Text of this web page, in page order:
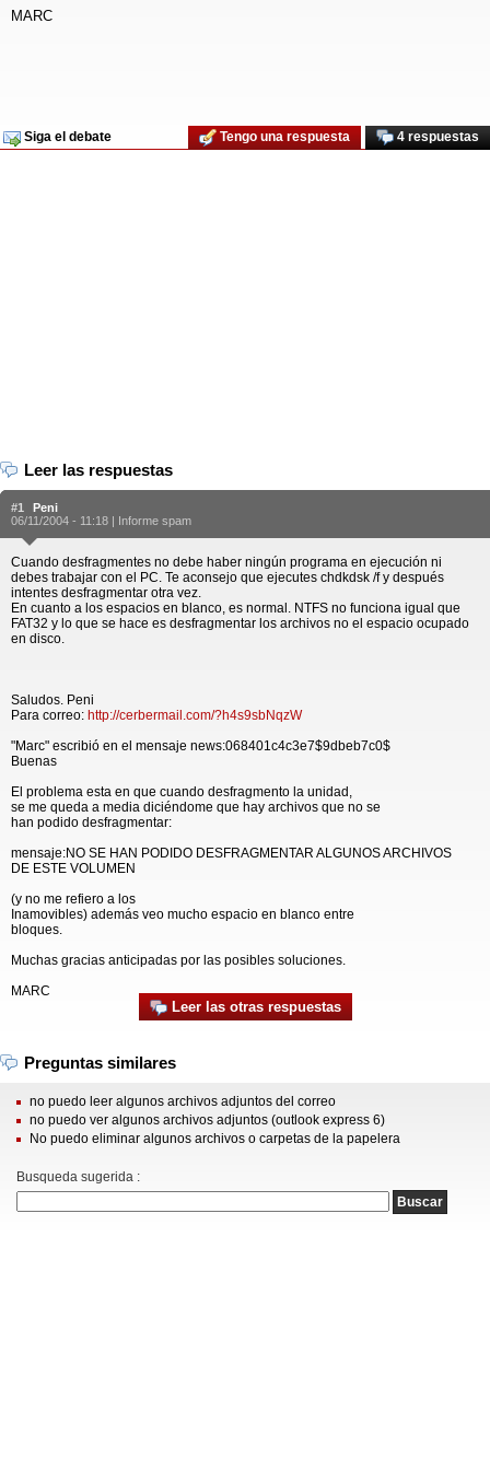
MARC
Siga el debate 4 respuestas
Tengo una respuesta
Leer las respuestas
#1
Peni
06/11/2004 - 11:18 | Informe spam
Cuando desfragmentes no debe haber ningún programa en ejecución ni
debes trabajar con el PC. Te aconsejo que ejecutes chdkdsk /f y después
intentes desfragmentar otra vez.
En cuanto a los espacios en blanco, es normal. NTFS no funciona igual que
FAT32 y lo que se hace es desfragmentar los archivos no el espacio ocupado
en disco.
Saludos. Peni
Para correo: http://cerbermail.com/?h4s9sbNqzW
"Marc" escribió en el mensaje news:068401c4c3e7$9dbeb7c0$
Buenas
El problema esta en que cuando desfragmento la unidad,
se me queda a media diciéndome que hay archivos que no se
han podido desfragmentar:
mensaje:NO SE HAN PODIDO DESFRAGMENTAR ALGUNOS ARCHIVOS
DE ESTE VOLUMEN
(y no me refiero a los
Inamovibles) además veo mucho espacio en blanco entre
bloques.
Muchas gracias anticipadas por las posibles soluciones.
MARC
Leer las otras respuestas
Preguntas similares
no puedo leer algunos archivos adjuntos del correo
no puedo ver algunos archivos adjuntos (outlook express 6)
No puedo eliminar algunos archivos o carpetas de la papelera
Busqueda sugerida :